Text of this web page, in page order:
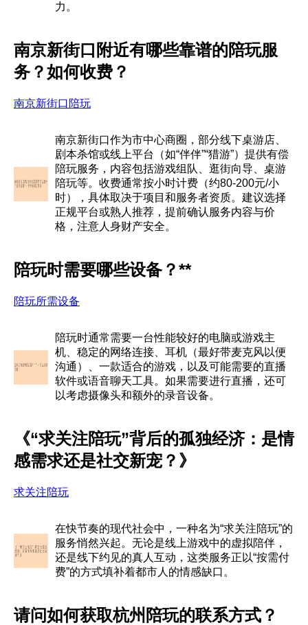
力。
南京新街口附近有哪些靠谱的陪玩服
务？如何收费？
南京新街口陪玩
南京新街口作为市中心商圈，部分线下桌游店、
剧本杀馆或线上平台（如“伴伴”“猎游”）提供有偿
陪玩服务，内容包括游戏组队、逛街向导、桌游
陪玩等。收费通常按小时计费（约80-200元/小
时），具体取决于项目和服务者资质。建议选择
正规平台或熟人推荐，提前确认服务内容与价
格，注意人身财产安全。
陪玩时需要哪些设备？**
陪玩所需设备
陪玩时通常需要一台性能较好的电脑或游戏主
机、稳定的网络连接、耳机（最好带麦克风以便
沟通）、一款适合的游戏，以及可能需要的直播
软件或语音聊天工具。如果需要进行直播，还可
以考虑摄像头和额外的录音设备。
《“求关注陪玩”背后的孤独经济：是情
感需求还是社交新宠？》
求关注陪玩
在快节奏的现代社会中，一种名为“求关注陪玩”的
服务悄然兴起。无论是线上游戏中的虚拟陪伴，
还是线下约见的真人互动，这类服务正以“按需付
费”的方式填补着都市人的情感缺口。
请问如何获取杭州陪玩的联系方式？